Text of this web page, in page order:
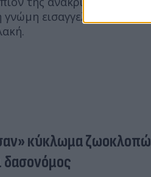
εισαγγελέα και
κύκλωμα
δασονόμος